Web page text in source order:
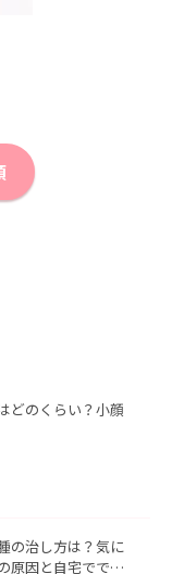
どのくらい？小顔
の治し方は？気に
原因と自宅ででき